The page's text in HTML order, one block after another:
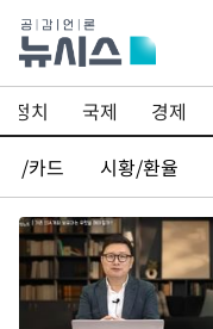
정치 국제 경제
/카드
시황/환율